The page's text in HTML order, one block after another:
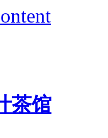
茶馆